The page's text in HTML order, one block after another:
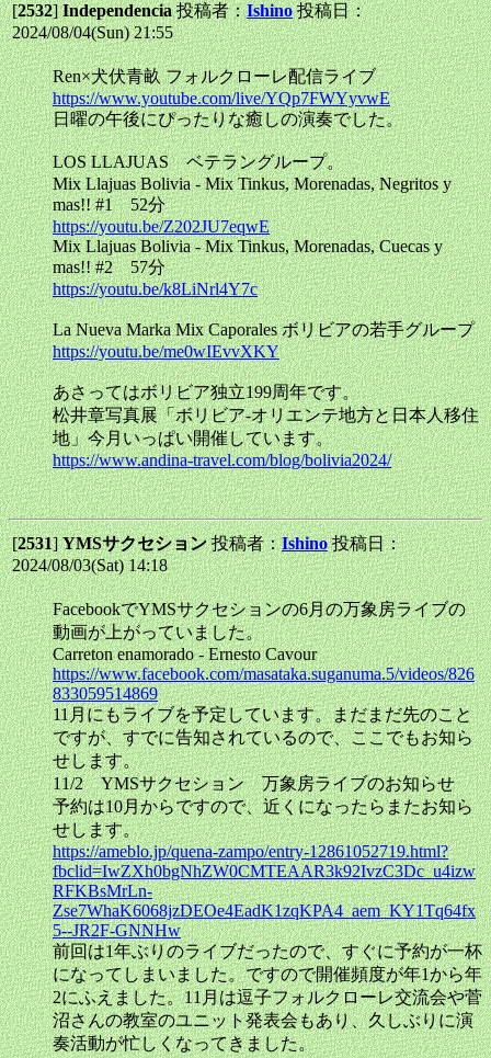
[2532]Independencia投稿者：Ishino 投稿日：
2024/08/04(Sun) 21:55
Ren×犬伏青畝 フォルクローレ配信ライブ
https://www.youtube.com/live/YQp7FWYyvwE
日曜の午後にぴったりな癒しの演奏でした。
LOS LLAJUAS ベテラングループ。
Mix Llajuas Bolivia - Mix Tinkus, Morenadas, Negritos y
mas!! #1 52分
https://youtu.be/Z202JU7eqwE
Mix Llajuas Bolivia - Mix Tinkus, Morenadas, Cuecas y
mas!! #2 57分
https://youtu.be/k8LiNrl4Y7c
La Nueva Marka Mix Caporales ボリビアの若手グループ
https://youtu.be/me0wIEvvXKY
あさってはボリビア独立199周年です。
松井章写真展「ボリビア-オリエンテ地方と日本人移住
地」今月いっぱい開催しています。
https://www.andina-travel.com/blog/bolivia2024/
[2531]YMSサクセション投稿者：Ishino 投稿日：
2024/08/03(Sat) 14:18
FacebookでYMSサクセションの6月の万象房ライブの
動画が上がっていました。
Carreton enamorado - Ernesto Cavour
https://www.facebook.com/masataka.suganuma.5/videos/826
833059514869
11月にもライブを予定しています。まだまだ先のこと
ですが、すでに告知されているので、ここでもお知ら
せします。
11/2 YMSサクセション 万象房ライブのお知らせ
予約は10月からですので、近くになったらまたお知ら
せします。
https://ameblo.jp/quena-zampo/entry-12861052719.html?
fbclid=IwZXh0bgNhZW0CMTEAAR3k92IvzC3Dc_u4izw
RFKBsMrLn-
Zse7WhaK6068jzDEOe4EadK1zqKPA4_aem_KY1Tq64fx
5--JR2F-GNNHw
前回は1年ぶりのライブだったので、すぐに予約が一杯
になってしまいました。ですので開催頻度が年1から年
2にふえました。11月は逗子フォルクローレ交流会や菅
沼さんの教室のユニット発表会もあり、久しぶりに演
奏活動が忙しくなってきました。